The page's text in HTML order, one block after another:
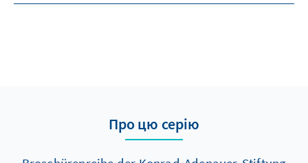
Про цю серію